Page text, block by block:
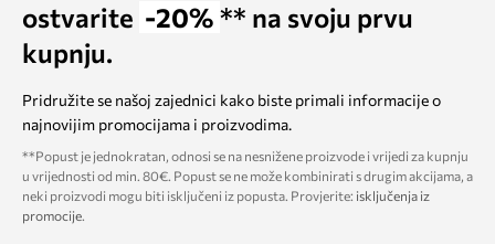
ostvarite -20% ** na svoju prvu
kupnju.
Pridružite se našoj zajednici kako biste primali informacije o
najnovijim promocijama i proizvodima.
**Popust je jednokratan, odnosi se na nesnižene proizvode i vrijedi za kupnju
u vrijednosti od min. 80€. Popust se ne može kombinirati s drugim akcijama, a
neki proizvodi mogu biti isključeni iz popusta. Provjerite: isključenja iz
promocije.